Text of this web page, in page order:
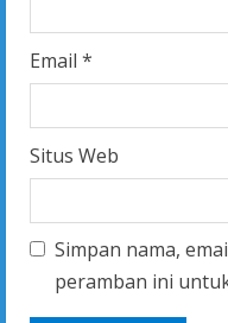
Email *
Situs Web
Simpan nama,
peramban ini